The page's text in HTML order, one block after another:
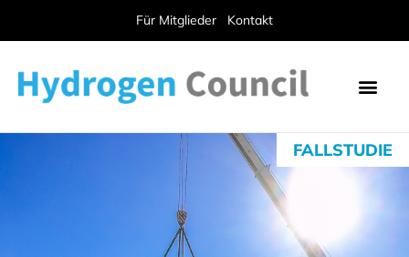
Für Mitglieder Kontakt
FALLSTUDIE